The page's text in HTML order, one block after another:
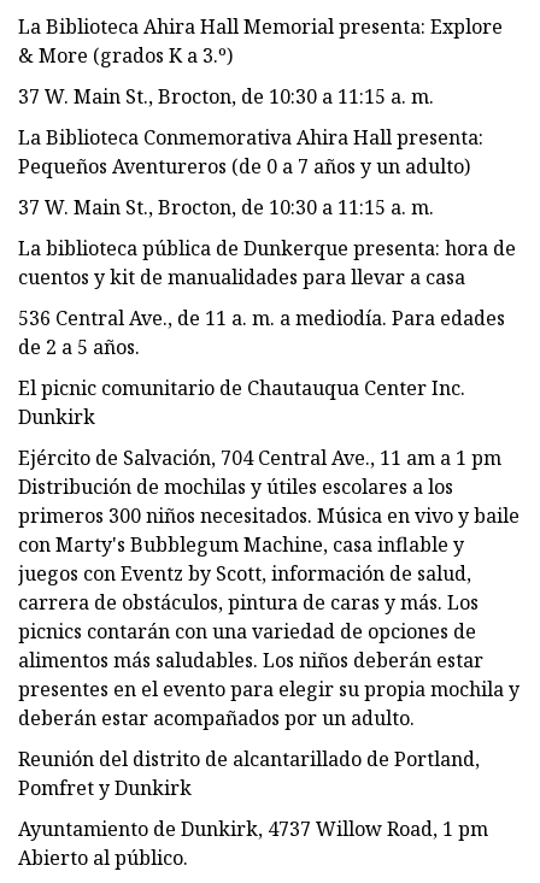
La Biblioteca Ahira Hall Memorial presenta: Explore
& More (grados K ​​a 3.º)
37 W. Main St., Brocton, de 10:30 a 11:15 a. m.
La Biblioteca Conmemorativa Ahira Hall presenta:
Pequeños Aventureros (de 0 a 7 años y un adulto)
37 W. Main St., Brocton, de 10:30 a 11:15 a. m.
La biblioteca pública de Dunkerque presenta: hora de
cuentos y kit de manualidades para llevar a casa
536 Central Ave., de 11 a. m. a mediodía. Para edades
de 2 a 5 años.
El picnic comunitario de Chautauqua Center Inc.
Dunkirk
Ejército de Salvación, 704 Central Ave., 11 am a 1 pm
Distribución de mochilas y útiles escolares a los
primeros 300 niños necesitados. Música en vivo y baile
con Marty's Bubblegum Machine, casa inflable y
juegos con Eventz by Scott, información de salud,
carrera de obstáculos, pintura de caras y más. Los
picnics contarán con una variedad de opciones de
alimentos más saludables. Los niños deberán estar
presentes en el evento para elegir su propia mochila y
deberán estar acompañados por un adulto.
Reunión del distrito de alcantarillado de Portland,
Pomfret y Dunkirk
Ayuntamiento de Dunkirk, 4737 Willow Road, 1 pm
Abierto al público.